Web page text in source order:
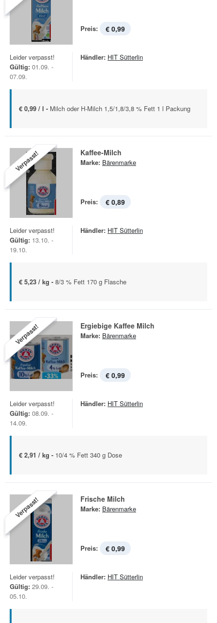
Preis: € 0,99
Leider verpasst!
Gültig: 01.09. -
07.09.
Händler: HIT Sütterlin
€ 0,99 / l - Milch oder H-Milch 1,5/1,8/3,8 % Fett 1 l Packung
Verpasst! Kaffee-Milch
Marke: Bärenmarke
Preis: € 0,89
Leider verpasst!
Gültig: 13.10. -
19.10.
Händler: HIT Sütterlin
€ 5,23 / kg - 8/3 % Fett 170 g Flasche
Verpasst! Ergiebige Kaffee Milch
Marke: Bärenmarke
Preis: € 0,99
Leider verpasst!
Gültig: 08.09. -
14.09.
Händler: HIT Sütterlin
€ 2,91 / kg - 10/4 % Fett 340 g Dose
Verpasst! Frische Milch
Marke: Bärenmarke
Preis: € 0,99
Leider verpasst!
Gültig: 29.09. -
05.10.
Händler: HIT Sütterlin